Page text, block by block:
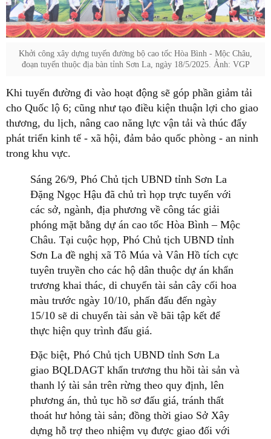
Khởi công xây dựng tuyến đường bộ cao tốc Hòa Bình - Mộc Châu,
đoạn tuyến thuộc địa bàn tỉnh Sơn La, ngày 18/5/2025. Ảnh: VGP
Khi tuyến đường đi vào hoạt động sẽ góp phần giảm tải
cho Quốc lộ 6; cũng như tạo điều kiện thuận lợi cho giao
thương, du lịch, nâng cao năng lực vận tải và thúc đẩy
phát triển kinh tế - xã hội, đảm bảo quốc phòng - an ninh
trong khu vực.
Sáng 26/9, Phó Chủ tịch UBND tỉnh Sơn La
Đặng Ngọc Hậu đã chủ trì họp trực tuyến với
các sở, ngành, địa phương về công tác giải
phóng mặt bằng dự án cao tốc Hòa Bình – Mộc
Châu. Tại cuộc họp, Phó Chủ tịch UBND tỉnh
Sơn La đề nghị xã Tô Múa và Vân Hồ tích cực
tuyên truyền cho các hộ dân thuộc dự án khẩn
trương khai thác, di chuyển tài sản cây cối hoa
màu trước ngày 10/10, phấn đấu đến ngày
15/10 sẽ di chuyển tài sản về bãi tập kết để
thực hiện quy trình đấu giá.
Đặc biệt, Phó Chủ tịch UBND tỉnh Sơn La
giao BQLDAGT khẩn trương thu hồi tài sản và
thanh lý tài sản trên rừng theo quy định, lên
phương án, thủ tục hồ sơ đấu giá, tránh thất
thoát hư hỏng tài sản; đồng thời giao Sở Xây
dựng hỗ trợ theo nhiệm vụ được giao đối với